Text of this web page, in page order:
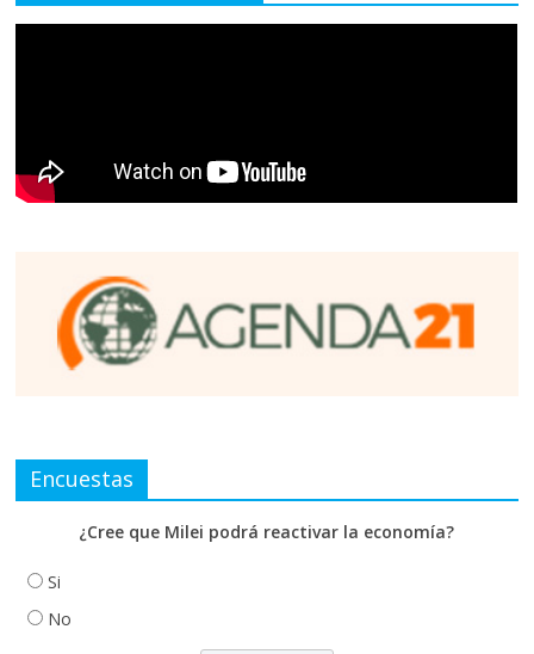
Encuestas
¿Cree que Milei podrá reactivar la economía?
Si
No